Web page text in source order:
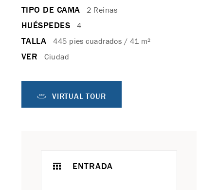
TIPO DE CAMA 2 Reinas
HUÉSPEDES 4
TALLA 445 pies cuadrados / 41 m²
VER Ciudad
VIRTUAL TOUR
ENTRADA